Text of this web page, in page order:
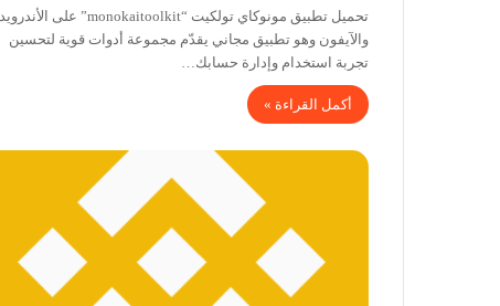
تحميل تطبيق مونوكاي تولكيت “monokaitoolkit” على الأندرويد
والآيفون وهو تطبيق مجاني يقدّم مجموعة أدوات قوية لتحسين
تجربة استخدام وإدارة حسابك…
أكمل القراءة »